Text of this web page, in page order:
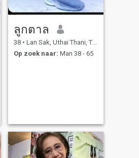
ลูกตาล
38 • Lan Sak, Uthai Thani, Thailand
Op zoek naar: Man 38 - 65